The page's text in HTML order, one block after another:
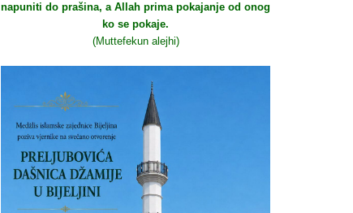
napuniti do prašina, a Allah prima pokajanje od onog
ko se pokaje.
(Muttefekun alejhi)